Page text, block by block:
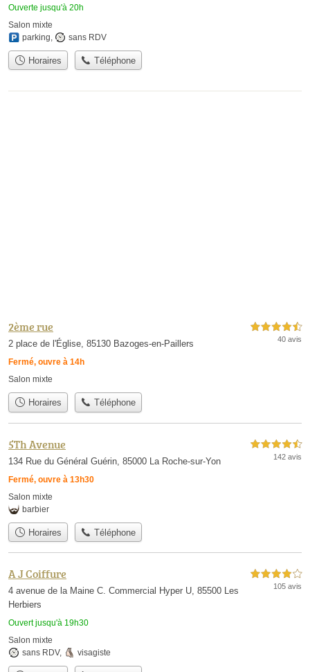
Ouverte jusqu'à 20h
Salon mixte
parking
sans RDV
Horaires Téléphone
2ème rue
2 place de l'Église, 85130 Bazoges-en-Paillers
Fermé, ouvre à 14h
4,5 étoiles sur 5
40 avis
Salon mixte
Horaires Téléphone
5Th Avenue
134 Rue du Général Guérin, 85000 La Roche-sur-Yon
Fermé, ouvre à 13h30
4,5 étoiles sur 5
142 avis
Salon mixte
barbier
Horaires Téléphone
A J Coiffure
4 avenue de la Maine C. Commercial Hyper U, 85500 Les
Herbiers
Ouvert jusqu'à 19h30
4,0 étoiles sur 5
105 avis
Salon mixte
sans RDV, visagiste